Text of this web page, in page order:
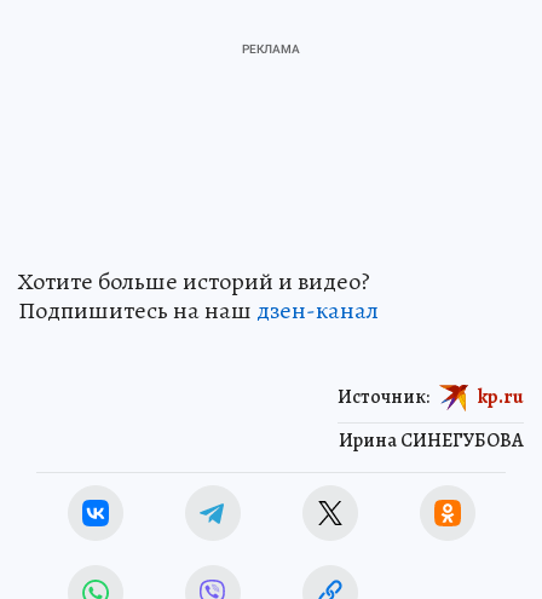
Хотите больше историй и видео?
Подпишитесь на наш дзен-канал
Ирина СИНЕГУБОВА
Источник: kp.ru